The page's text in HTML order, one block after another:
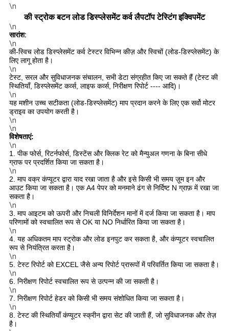
PRIVACY
POLICY
\n
की स्ट्रोक बटन लोड डिस्प्लेसमेंट कर्व लैपटॉप टेस्टिंग इक्विपमेंट
\n
सारांश:
\n
की-स्विच लोड डिस्प्लेसमेंट कर्व टेस्टर विभिन्न कीज़ और स्विचों (लोड-डिस्प्लेसमेंट) के
लिए लागू होता है।
\n
टेस्ट, सरल और सुविधाजनक संचालन, सभी डेटा संग्रहीत किए जा सकते हैं (टेस्ट की
स्थितियाँ, डिस्प्लेसमेंट कर्व्स, लाइफ कर्व्स, निरीक्षण रिपोर्ट ---- आदि)।
\n
यह मशीन उच्च सटीकता (लोड-डिस्प्लेसमेंट) माप प्रदान करने के लिए एक सर्वो मोटर
ड्राइव का उपयोग करती है।
\n
\n
विशेषताएं:
\n
1. पीक फोर्स, रिटर्नफोर्स, डिस्टेंस और क्लिक रेट को मैन्युअल गणना के बिना सीधे
ग्राफ पर प्रदर्शित किया जा सकता है।
\n
2. माप वक्र कंप्यूटर द्वारा याद रखा जाता है और इसे किसी भी समय ज़ूम इन और
आउट किया जा सकता है। एक A4 पेपर को मनमाने ढंग से निर्दिष्ट N ग्राफ़ में रखा जा
सकता है।
\n
3. माप आइटम को ऊपरी और निचली विनिर्देशन मानों में दर्ज किया जा सकता है। माप
परिणामों को स्वचालित रूप से OK या NO निर्धारित किया जा सकता है।
\n
4. यह अधिकतम माप स्ट्रोक और लोड इनपुट कर सकता है, और कंप्यूटर स्वचालित
रूप से नियंत्रित करता है।
\n
5. टेस्ट रिपोर्ट को EXCEL जैसे अन्य रिपोर्ट प्रारूपों में परिवर्तित किया जा सकता है।
\n
6. निरीक्षण रिपोर्ट स्वचालित रूप से उत्पन्न की जा सकती है।
\n
7. निरीक्षण रिपोर्ट हेडर को किसी भी समय संशोधित किया जा सकता है।
\n
8. टेस्ट की स्थितियाँ कंप्यूटर स्क्रीन द्वारा सेट की जाती हैं, जो सुविधाजनक और तेज़
है।